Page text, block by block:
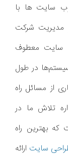
وب سایت ها با
مدیریت شرکت
سایت معطوف
در طول
از مسائل راه
تلاش ما در
بهترین راه
سایت ارائه